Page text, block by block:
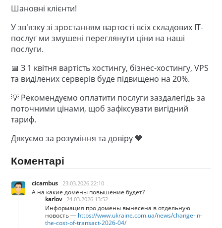
Шановні клієнти!
У зв’язку зі зростанням вартості всіх складових ІТ-
послуг ми змушені переглянути ціни на наші
послуги.
📅 З 1 квітня вартість хостингу, бізнес-хостингу, VPS
та виділених серверів буде підвищено на 20%.
💡 Рекомендуємо оплатити послуги заздалегідь за
поточними цінами, щоб зафіксувати вигідний
тариф.
Дякуємо за розуміння та довіру 💙
Коментарі
cicambus 23.03.2026 22:10
А на какие домены повышение будет?
karlov
24.03.2026 13:52
Информация про домены вынесена в отдельную
новость — https://www.ukraine.com.ua/news/change-in-
the-cost-of-transact-2026-04/